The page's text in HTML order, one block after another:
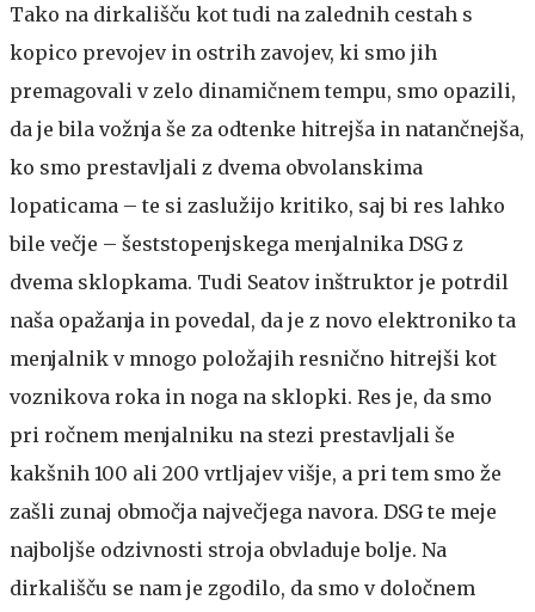
Tako na dirkališču kot tudi na zalednih cestah s
kopico prevojev in ostrih zavojev, ki smo jih
premagovali v zelo dinamičnem tempu, smo opazili,
da je bila vožnja še za odtenke hitrejša in natančnejša,
ko smo prestavljali z dvema obvolanskima
lopaticama – te si zaslužijo kritiko, saj bi res lahko
bile večje – šeststopenjskega menjalnika DSG z
dvema sklopkama. Tudi Seatov inštruktor je potrdil
naša opažanja in povedal, da je z novo elektroniko ta
menjalnik v mnogo položajih resnično hitrejši kot
voznikova roka in noga na sklopki. Res je, da smo
pri ročnem menjalniku na stezi prestavljali še
kakšnih 100 ali 200 vrtljajev višje, a pri tem smo že
zašli zunaj območja največjega navora. DSG te meje
najboljše odzivnosti stroja obvladuje bolje. Na
dirkališču se nam je zgodilo, da smo v določnem